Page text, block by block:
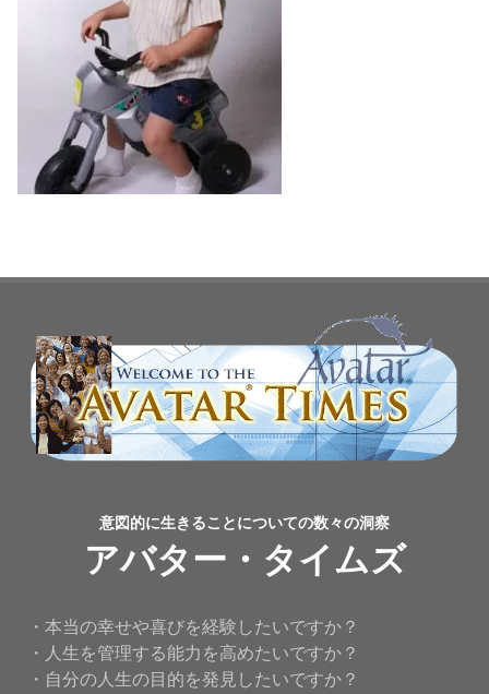
意図的に生きることについての数々の洞察
アバター・タイムズ
・本当の幸せや喜びを経験したいですか？
・人生を管理する能力を高めたいですか？
・自分の人生の目的を発見したいですか？